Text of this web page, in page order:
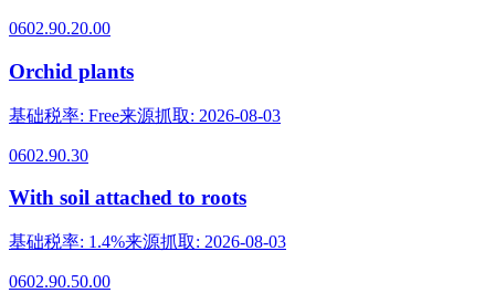
0602.90.20.00
Orchid plants
基础税率: Free来源抓取: 2026-08-03
0602.90.30
With soil attached to roots
基础税率: 1.4%来源抓取: 2026-08-03
0602.90.50.00